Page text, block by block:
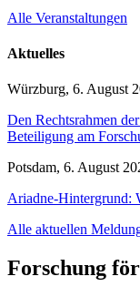
Alle Veranstaltungen
Aktuelles
Würzburg, 6. August
Den Rechtsrahmen
Beteiligung am
Potsdam, 6. August
Ariadne-Hintergrund:
Alle aktuellen
Forschung